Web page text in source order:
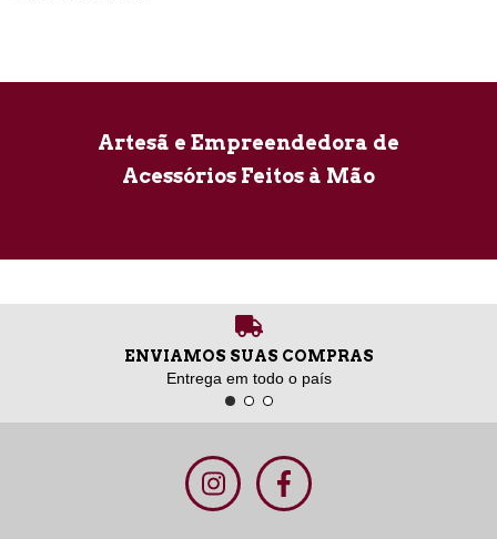
Artesã e Empreendedora de
Acessórios Feitos à Mão
ENVIAMOS SUAS COMPRAS
Entrega em todo o país